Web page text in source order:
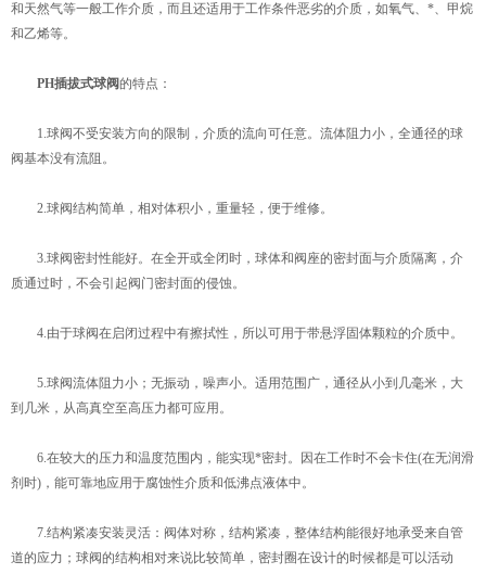
和天然气等一般工作介质，而且还适用于工作条件恶劣的介质，如氧气、*、甲烷
和乙烯等。
PH插拔式球阀的特点：
1.球阀不受安装方向的限制，介质的流向可任意。流体阻力小，全通径的球
阀基本没有流阻。
2.球阀结构简单，相对体积小，重量轻，便于维修。
3.球阀密封性能好。在全开或全闭时，球体和阀座的密封面与介质隔离，介
质通过时，不会引起阀门密封面的侵蚀。
4.由于球阀在启闭过程中有擦拭性，所以可用于带悬浮固体颗粒的介质中。
5.球阀流体阻力小；无振动，噪声小。适用范围广，通径从小到几毫米，大
到几米，从高真空至高压力都可应用。
6.在较大的压力和温度范围内，能实现*密封。因在工作时不会卡住(在无润滑
剂时)，能可靠地应用于腐蚀性介质和低沸点液体中。
7.结构紧凑安装灵活：阀体对称，结构紧凑，整体结构能很好地承受来自管
道的应力；球阀的结构相对来说比较简单，密封圈在设计的时候都是可以活动